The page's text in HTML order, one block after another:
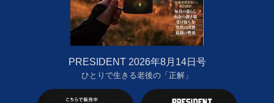
PRESIDENT 2026年8月14日号
ひとりで生きる老後の「正解」